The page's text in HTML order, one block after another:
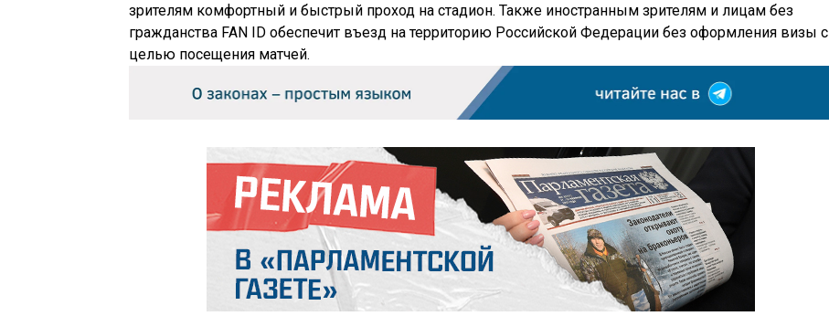
зрителям комфортный и быстрый проход на стадион. Также иностранным зрителям и лицам без
гражданства FAN ID обеспечит въезд на территорию Российской Федерации без оформления визы с
целью посещения матчей.